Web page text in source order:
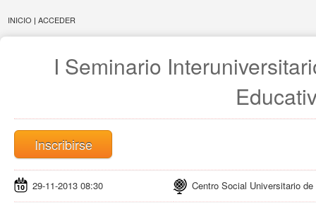
INICIO | ACCEDER
I Seminario
Inscribirse
29-11-2013 08:30 Centro Social Universitario